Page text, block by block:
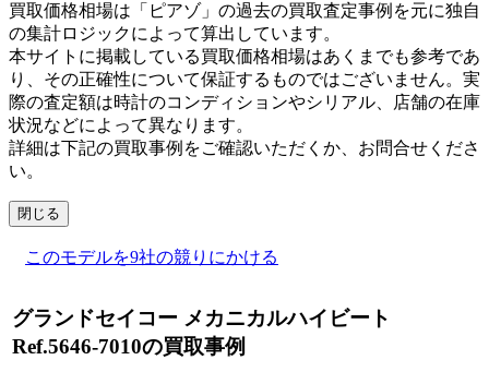
買取価格相場は「ピアゾ」の過去の買取査定事例を元に独自
の集計ロジックによって算出しています。
本サイトに掲載している買取価格相場はあくまでも参考であ
り、その正確性について保証するものではございません。実
際の査定額は時計のコンディションやシリアル、店舗の在庫
状況などによって異なります。
詳細は下記の買取事例をご確認いただくか、お問合せくださ
い。
閉じる
このモデルを9社の競りにかける
グランドセイコー メカニカルハイビート
Ref.5646-7010の買取事例